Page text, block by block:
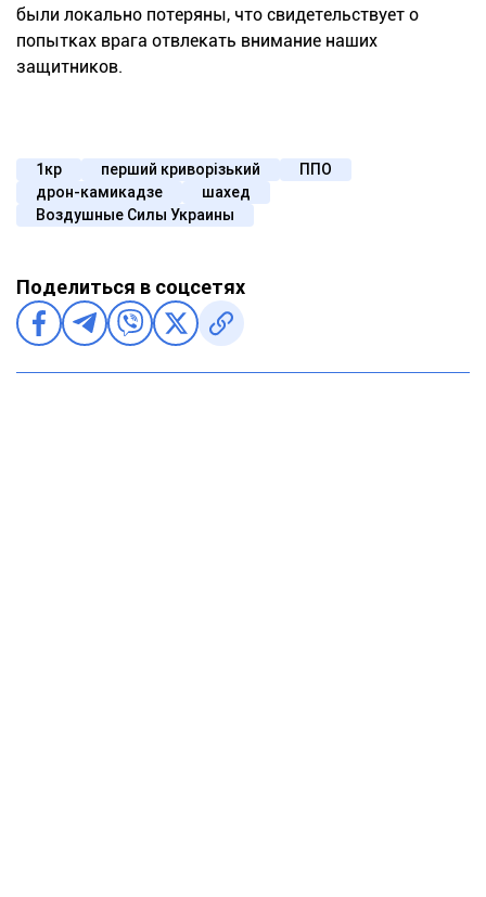
были локально потеряны, что свидетельствует о
попытках врага отвлекать внимание наших
защитников.
1кр перший криворізький
ППО
дрон-камикадзе
шахед
Воздушные Силы Украины
Поделиться в соцсетях